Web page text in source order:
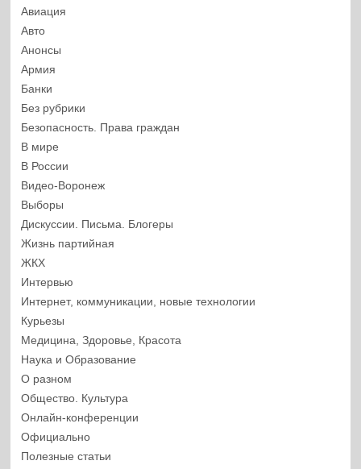
Авиация
Авто
Анонсы
Армия
Банки
Без рубрики
Безопасность. Права граждан
В мире
В России
Видео-Воронеж
Выборы
Дискуссии. Письма. Блогеры
Жизнь партийная
ЖКХ
Интервью
Интернет, коммуникации, новые технологии
Курьезы
Медицина, Здоровье, Красота
Наука и Образование
О разном
Общество. Культура
Онлайн-конференции
Официально
Полезные статьи